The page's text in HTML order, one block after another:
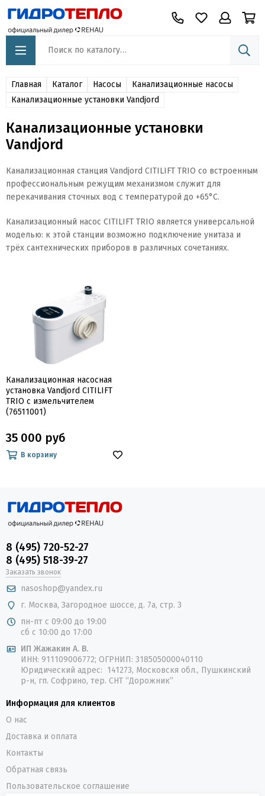
Главная Каталог Насосы
Канализационные насосы
Канализационные установки Vandjord
Канализационные установки
Vandjord
Канализационная станция Vandjord CITILIFT TRIO со встроенным
профессиональным режущим механизмом служит для
перекачивания сточных вод с температурой до +65°С.
Канализационный насос CITILIFT TRIO является универсальной
моделью: к этой станции возможно подключение унитаза и
трёх сантехнических приборов в различных сочетаниях.
Канализационная насосная
установка Vandjord CITILIFT
TRIO с измельчителем
(76511001)
35 000 руб
В корзину
8 (495) 720-52-27
8 (495) 518-39-27
Заказать звонок
nasoshop@yandex.ru
г. Москва, Загородное шоссе, д. 7а, стр. 3
пн-пт с 09:00 до 19:00
сб с 10:00 до 17:00
ИП Жажакин А. В.
ИНН: 911109006772; ОГРНИП: 318505000040110
Юридический адрес: 141273, Московскя обл., Пушкинский
р-н, гп. Софрино, тер. СНТ “Дорожник”
Информация для клиентов
О нас
Доставка и оплата
Контакты
Обратная связь
Пользовательское соглашение